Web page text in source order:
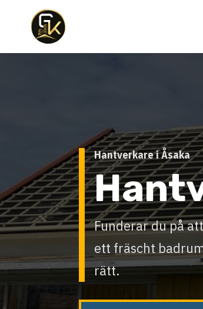
Hantverkare i Åsaka
Funderar du på
ett fräscht
rätt.